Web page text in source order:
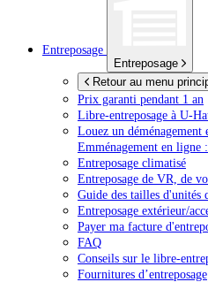
Entreposage
Entreposage
Retour au menu
Prix garanti pendant 1 an
Libre-entreposage à U-
Louez un déménagement
Emménagement en ligne
Entreposage climatisé
Entreposage de VR, de
Guide des tailles d'unités
Entreposage extérieur/
Payer ma facture
FAQ
Conseils sur le libre-
Fournitures d’entreposage